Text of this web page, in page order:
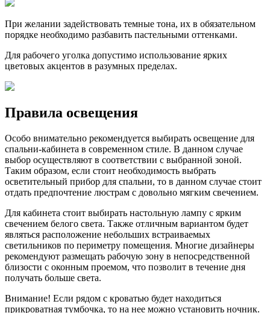
При желании задействовать темные тона, их в обязательном
порядке необходимо разбавить пастельными оттенками.
Для рабочего уголка допустимо использование ярких
цветовых акцентов в разумных пределах.
Правила освещения
Особо внимательно рекомендуется выбирать освещение для
спальни-кабинета в современном стиле. В данном случае
выбор осуществляют в соответствии с выбранной зоной.
Таким образом, если стоит необходимость выбрать
осветительный прибор для спальни, то в данном случае стоит
отдать предпочтение люстрам с довольно мягким свечением.
Для кабинета стоит выбирать настольную лампу с ярким
свечением белого света. Также отличным вариантом будет
являться расположение небольших встраиваемых
светильников по периметру помещения. Многие дизайнеры
рекомендуют размещать рабочую зону в непосредственной
близости с оконным проемом, что позволит в течение дня
получать больше света.
Внимание! Если рядом с кроватью будет находиться
прикроватная тумбочка, то на нее можно установить ночник.